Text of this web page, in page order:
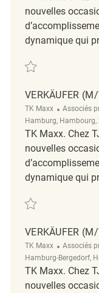
nouvelles
dynamique qui
Verkäufer (m/w/d)
VERKÄUFER
TK Maxx Associés
Hamburg, Hambourg,
TK Maxx. Chez
nouvelles
dynamique qui
Verkäufer (m/w/d)
VERKÄUFER
TK Maxx Associés
Hamburg-Bergedorf,
TK Maxx. Chez
nouvelles